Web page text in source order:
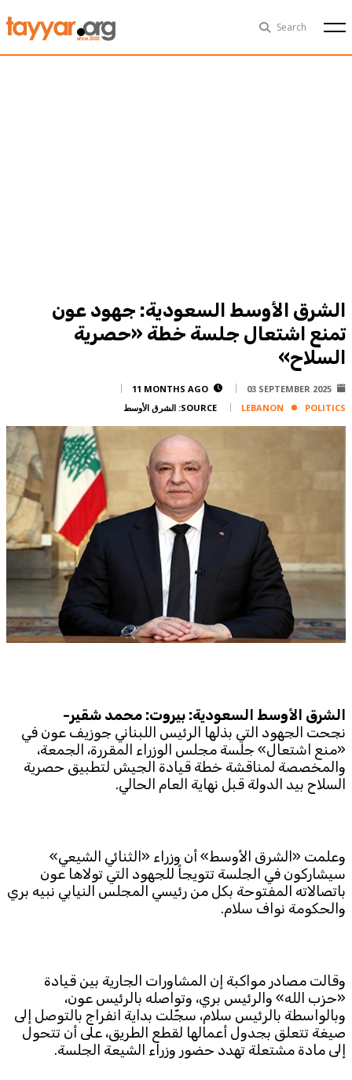
Search
Thu, Aug 6th 29°C
FPM
Services
Horoscope
Polls
Jobs
Writers
Legal
Privacy Policy
Terms Of Use
Subscribe to the newsletter
TTV
TTV Plus
Download the app
© 2025. All Rights Reserved. By Koein
الشرق الأوسط السعودية: جهود عون
تمنع اشتعال جلسة خطة «حصرية
السلاح»
03 SEPTEMBER 2025
11 MONTHS AGO
LEBANON
POLITICS
SOURCE: الشرق الأوسط
الشرق الأوسط السعودية: بيروت: محمد شقير-
نجحت الجهود التي بذلها الرئيس اللبناني جوزيف عون في
«منع اشتعال» جلسة مجلس الوزراء المقررة، الجمعة،
والمخصصة لمناقشة خطة قيادة الجيش لتطبيق حصرية
السلاح بيد الدولة قبل نهاية العام الحالي.
وعلمت «الشرق الأوسط» أن وزراء «الثنائي الشيعي»
سيشاركون في الجلسة تتويجاً للجهود التي تولاها عون
باتصالاته المفتوحة بكل من رئيسي المجلس النيابي نبيه بري
والحكومة نواف سلام.
وقالت مصادر مواكبة إن المشاورات الجارية بين قيادة
«حزب الله» والرئيس بري، وتواصله بالرئيس عون،
وبالواسطة بالرئيس سلام، سجّلت بداية انفراج بالتوصل إلى
صيغة تتعلق بجدول أعمالها لقطع الطريق، على أن تتحول
إلى مادة مشتعلة تهدد حضور وزراء الشيعة الجلسة.